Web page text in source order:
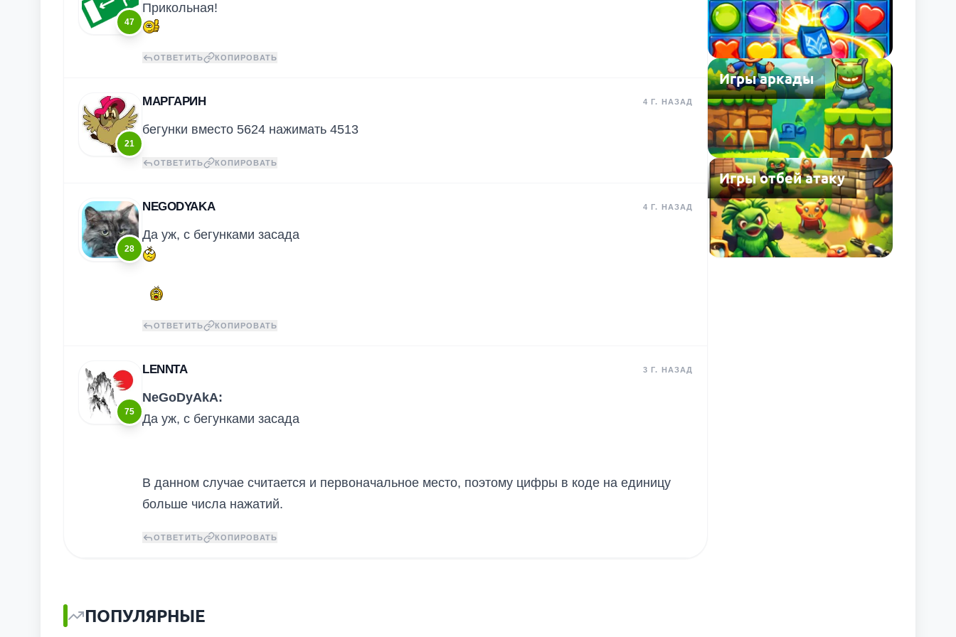
47
Прикольная!
ОТВЕТИТЬ КОПИРОВАТЬ
21
МАРГАРИН 4 Г. НАЗАД
бегунки вместо 5624 нажимать 4513
ОТВЕТИТЬ КОПИРОВАТЬ
28
NEGODYAKA 4 Г. НАЗАД
Да уж, с бегунками засада
ОТВЕТИТЬ КОПИРОВАТЬ
75
LENNTA 3 Г. НАЗАД
NeGoDyAkA:
Да уж, с бегунками засада
В данном случае считается и первоначальное место, поэтому цифры в коде на единицу
больше числа нажатий.
ОТВЕТИТЬ КОПИРОВАТЬ
ПОПУЛЯРНЫЕ
Игры аркады
Игры отбей атаку